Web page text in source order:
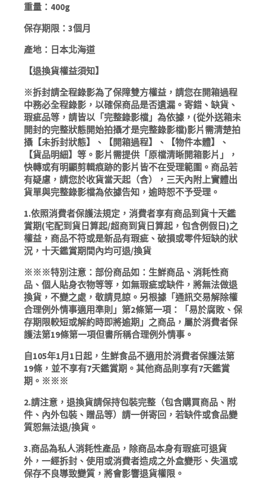
人
枚
附
原
廠
袋
數
量
重量：400g
保存期限：3個月
產地：日本北海道
【退換貨權益須知】
※拆封請全程錄影為了保障雙方權益，請您在開箱過程
中務必全程錄影，以確保商品是否遺漏。寄錯、缺貨、
瑕疵品等，請皆以「完整錄影檔」為依據，(從外送箱未
開封的完整狀態開始拍攝才是完整錄影檔)影片需清楚拍
攝【未拆封狀態】、【開箱過程】、【物件本體】、
【貨品明細】等。影片需提供「原檔清晰開箱影片」，
快轉或有明顯剪輯痕跡的影片皆不在受理範圍。商品若
有疑慮，請您於收貨當天起（含），三天內附上實體出
貨單與完整錄影檔為依據告知，逾時恕不予受理。
1.依照消費者保護法規定，消費者享有商品到貨十天鑑
賞期(宅配到貨日算起/超商到貨日算起，包含例假日)之
權益，商品不符或是新品有瑕疵、破損或零件短缺的狀
況，十天鑑賞期間內均可退/換貨
※※※特別注意：部份商品如：生鮮商品、消耗性商
品、個人貼身衣物等等，如無瑕疵或缺件，將無法做退
換貨，不變之處，敬請見諒。另根據「通訊交易解除權
合理例外情事適用準則」第2條第一項：「易於腐敗、保
存期限較短或解約時即將逾期」之商品，屬於消費者保
護法第19條第一項但書所稱合理例外情事。
自105年1月1日起，生鮮食品不適用於消費者保護法第
19條，並不享有7天鑑賞期。其他商品則享有7天鑑賞
期。※※※
2.請注意，退換貨請保持包裝完整（包含購買商品、附
件、內外包裝、贈品等）請一併寄回，若缺件或食品變
質恕無法退/換貨。
3.商品為私人消耗性產品，除商品本身有瑕疵可退貨
外，一經拆封、使用或消費者造成之外盒變形、失溫或
保存不良導致變質，將會影響退貨權限。